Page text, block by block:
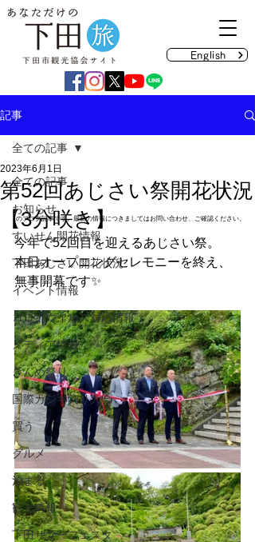
English
記事
全ての記事
お知らせ
すいせん開花情報
下田あじさい開花状況
イベント情報
コロナウイルス対応情報
メディア情報
きんめ祭り
国際カジキ釣り大会
買う
グルメ
泊まる
観光情報
下田サマーフェスタ
全ての記事
第52回あじさい祭開花状況
【3分咲き】
2023年6月1日
今年で52回目を迎えるあじさい祭。
本日オープニングセレモニーを終え、
無事開幕です✨
のブログ記事です。最新の情報につきましてはお問い合わせ、ご確認ください。